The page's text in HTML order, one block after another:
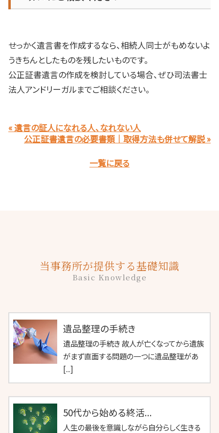
せっかく遺言書を作成するなら、相続人同士がもめないよ
うきちんとしたものを残したいものです。
公正証書遺言の作成を検討している場合、ぜひ司法書士
法人アンドリーガルまでご相談ください。
« 遺言の証人になれる人、なれない人
公正証書遺言の必要書類｜取得方法も併せて解説 »
一覧に戻る
当事務所が提供する基礎知識
Basic Knowledge
遺品整理の手続き
遺品整理の手続き 故人が亡くなってから遺族
がまず直面する問題の一つに遺品整理があ
[...]
50代から始める終活...
人生の最後を意識しながら自分らしく生きる